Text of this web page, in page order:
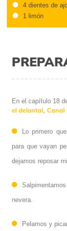
4 dientes de
1 limón
En el capítulo 18
el delantal, Canal
Lo primero
para que vayan
dejamos reposar
nevera.
Pelamos y